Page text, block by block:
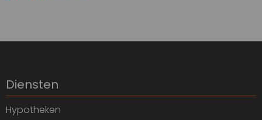
Diensten
Hypotheken